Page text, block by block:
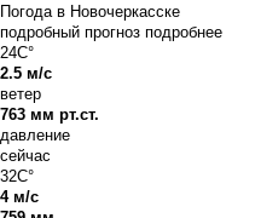
Погода в Новочеркасске
подробный прогноз подробнее
24C°
2.5 м/с
ветер
763 мм рт.ст.
давление
сейчас
32C°
4 м/с